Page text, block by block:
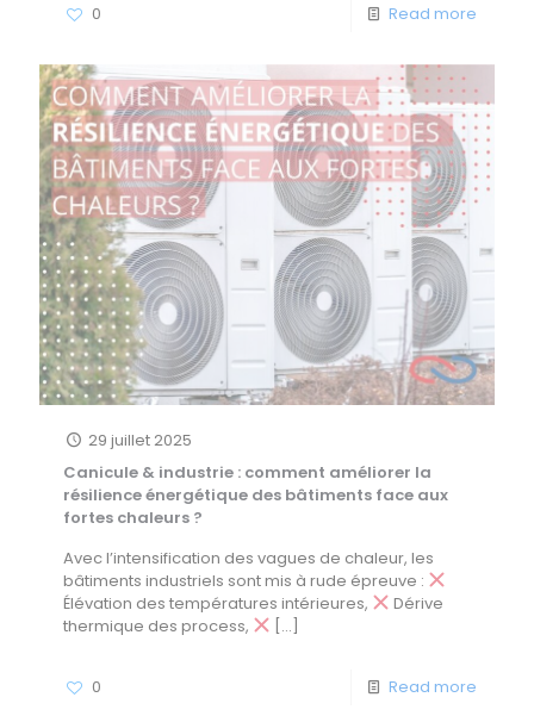
0 Read more
29 juillet 2025
Canicule & industrie : comment améliorer la
résilience énergétique des bâtiments face aux
fortes chaleurs ?
Avec l’intensification des vagues de chaleur, les
bâtiments industriels sont mis à rude épreuve :
Élévation des températures intérieures,
Dérive
thermique des process,
[…]
0 Read more